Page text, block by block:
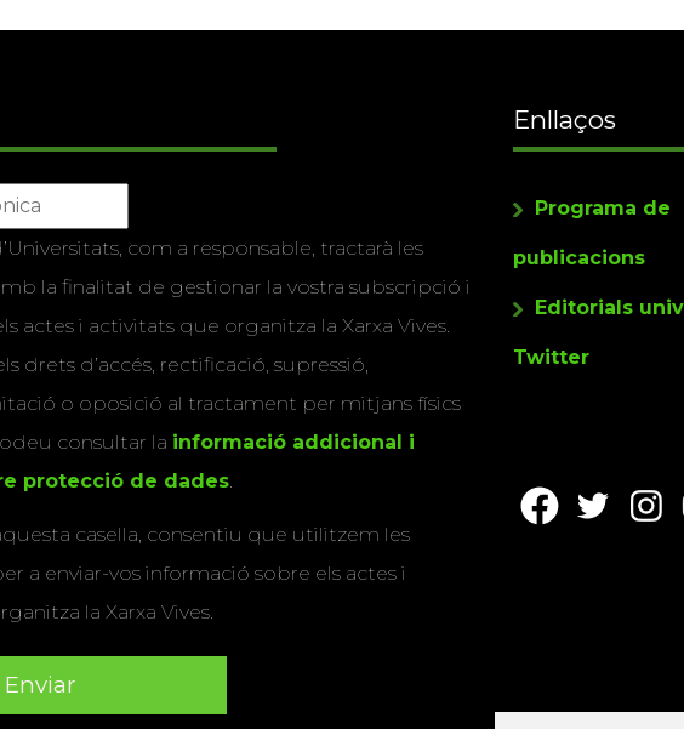
com a responsable, tractarà les
la finalitat de gestionar la vostra subscripció i
actes i activitats que organitza la Xarxa Vives.
drets d’accés, rectificació, supressió,
o oposició al tractament per mitjans físics
consultar la informació addicional i
protecció de dades.
casella, consentiu que utilitzem les
a enviar-vos informació sobre els actes i
la Xarxa Vives.
Enllaços
Programa de
publicacions
Editorials
Twitter